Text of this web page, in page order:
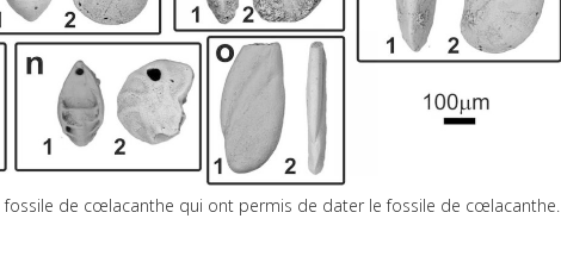
fossile de cœlacanthe qui ont permis de dater le fossile de cœlacanthe.